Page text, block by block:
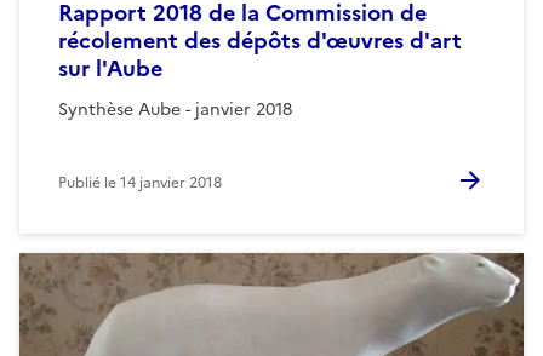
Rapport 2018 de la Commission de
récolement des dépôts d'œuvres d'art
sur l'Aube
Synthèse Aube - janvier 2018
Publié le14 janvier 2018